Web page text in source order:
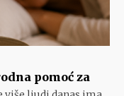
pomoć za